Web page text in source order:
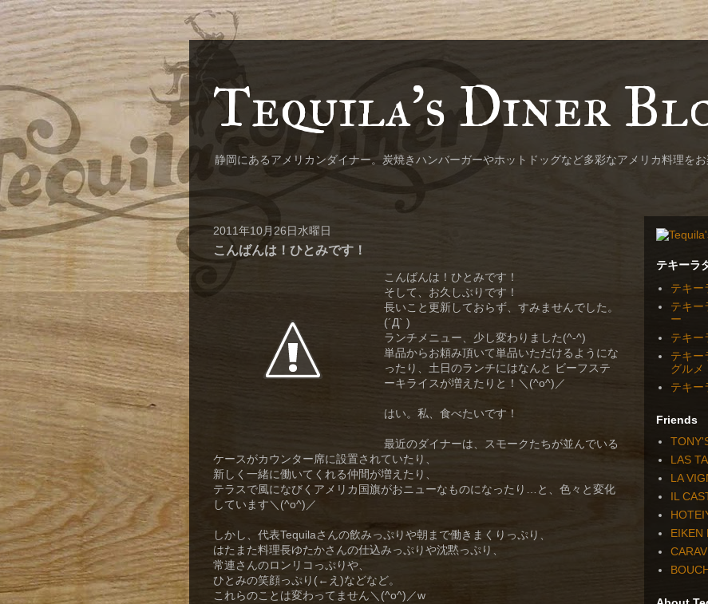
Tequila's Diner
静岡にあるアメリカンダイナー。炭焼きハンバーガーやホットドッグなど多彩なアメリカ料理をお
2011年10月26日水曜日
こんばんは！ひとみです！
こんばんは！ひとみです！
そして、お久しぶりです！
長いこと更新しておらず、すみませんでした。
(´Д` )
ランチメニュー、少し変わりました(^-^)
単品からお頼み頂いて単品いただけるようにな
ったり、土日のランチにはなんと ビーフステ
ーキライスが増えたりと！＼(^o^)／
はい。私、食べたいです！
最近のダイナーは、スモークたちが並んでいる
ケースがカウンター席に設置されていたり、
新しく一緒に働いてくれる仲間が増えたり、
テラスで風になびくアメリカ国旗がおニューなものになったり…と、色々と変化
しています＼(^o^)／
しかし、代表Tequilaさんの飲みっぷりや朝まで働きまくりっぷり、
はたまた料理長ゆたかさんの仕込みっぷりや沈黙っぷり、
常連さんのロンリコっぷりや、
ひとみの笑顔っぷり(←え)などなど。
これらのことは変わってません＼(^o^)／w
テキーラ
テキー
テキー
ー
テキー
テキー
グルメ
テキー
Friends
LAS
LA
IL
EIKEN